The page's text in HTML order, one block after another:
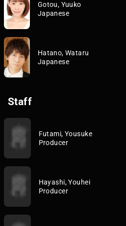
Gotou, Yuuko
Japanese
Hatano, Wataru
Japanese
Staff
Futami, Yousuke
Producer
Hayashi, Youhei
Producer